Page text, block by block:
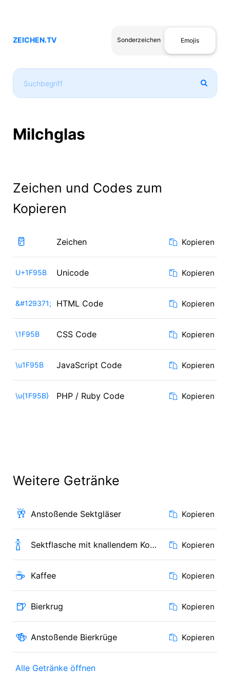
ZEICHEN.TV Sonderzeichen Emojis
Milchglas
Zeichen und Codes zum
Kopieren
🥛 Zeichen Kopieren
U+1F95B Unicode Kopieren
&#129371; HTML Code Kopieren
\1F95B CSS Code Kopieren
\u1F95B JavaScript Code Kopieren
\u{1F95B} PHP / Ruby Code Kopieren
Weitere Getränke
🥂 Anstoßende Sektgläser Kopieren
🍾 Sektflasche mit knallendem Korken Kopieren
☕ Kaffee Kopieren
🍺 Bierkrug Kopieren
🍻 Anstoßende Bierkrüge Kopieren
Alle Getränke öffnen